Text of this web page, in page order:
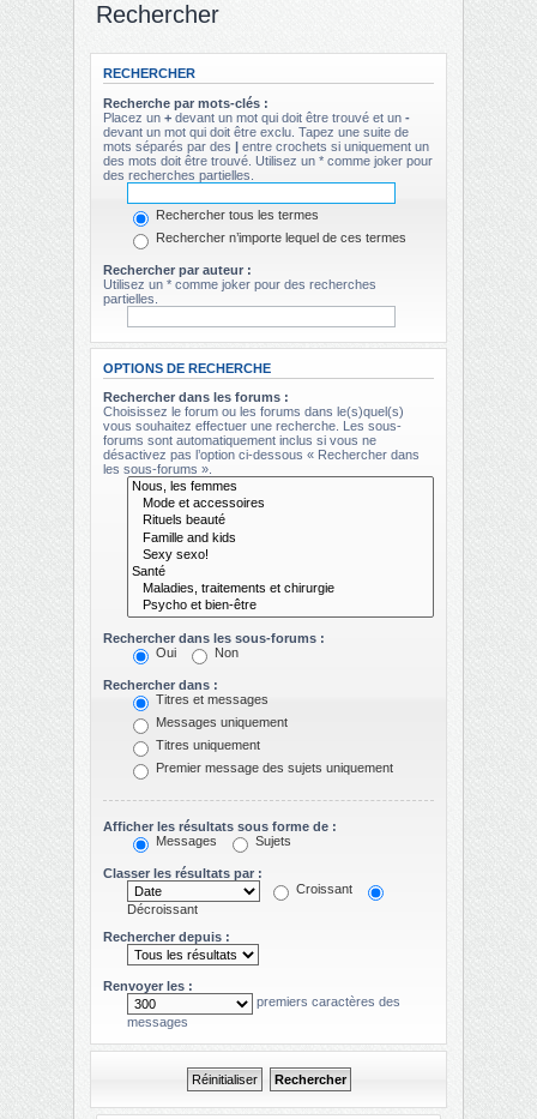
Rechercher
RECHERCHER
Recherche par mots-clés :
Placez un + devant un mot qui doit être trouvé et un -
devant un mot qui doit être exclu. Tapez une suite de
mots séparés par des | entre crochets si uniquement un
des mots doit être trouvé. Utilisez un * comme joker pour
des recherches partielles.
Rechercher tous les termes
Rechercher n’importe lequel de ces termes
Rechercher par auteur :
Utilisez un * comme joker pour des recherches
partielles.
OPTIONS DE RECHERCHE
Rechercher dans les forums :
Choisissez le forum ou les forums dans le(s)quel(s)
vous souhaitez effectuer une recherche. Les sous-
forums sont automatiquement inclus si vous ne
désactivez pas l’option ci-dessous « Rechercher dans
les sous-forums ».
Rechercher dans les sous-forums :
Oui
Non
Rechercher dans :
Titres et messages
Messages uniquement
Titres uniquement
Premier message des sujets uniquement
Afficher les résultats sous forme de :
Messages
Sujets
Classer les résultats par :
Croissant
Décroissant
Rechercher depuis :
Renvoyer les :
premiers caractères des
messages